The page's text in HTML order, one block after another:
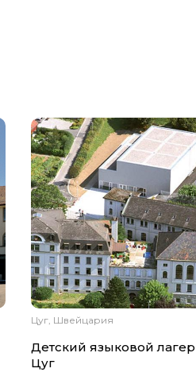
Цуг, Швейцария
Детский языковой
Цуг